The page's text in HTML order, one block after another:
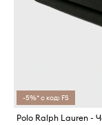
-5%* с код: FS